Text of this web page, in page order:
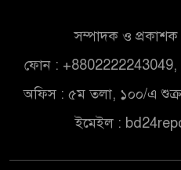
সম্পাদক ও
ফোন : +8802222243049,
অফিস : ৫ম তলা, ১০০/এ
ইমেইল :